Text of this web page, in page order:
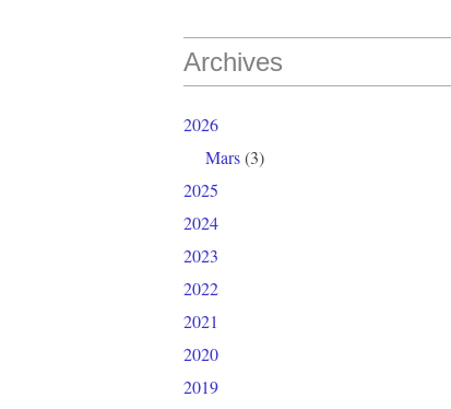
Archives
2026
Mars(3)
2025
2024
2023
2022
2021
2020
2019